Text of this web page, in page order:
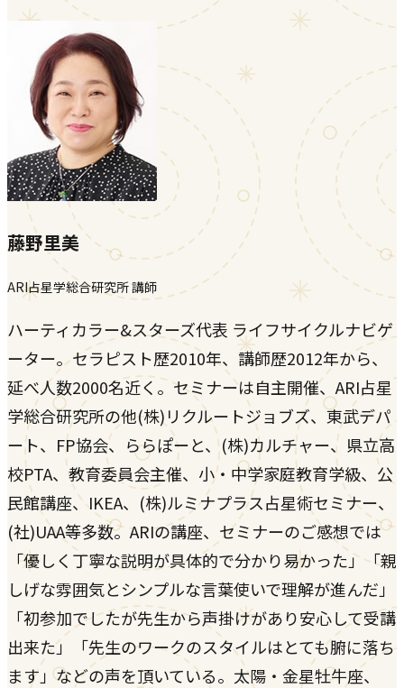
藤野里美
ARI占星学総合研究所 講師
ハーティカラー&スターズ代表 ライフサイクルナビゲ
ーター。セラピスト歴2010年、講師歴2012年から、
延べ人数2000名近く。セミナーは自主開催、ARI占星
学総合研究所の他(株)リクルートジョブズ、東武デパ
ート、FP協会、ららぽーと、(株)カルチャー、県立高
校PTA、教育委員会主催、小・中学家庭教育学級、公
民館講座、IKEA、(株)ルミナプラス占星術セミナー、
(社)UAA等多数。ARIの講座、セミナーのご感想では
「優しく丁寧な説明が具体的で分かり易かった」「親
しげな雰囲気とシンプルな言葉使いで理解が進んだ」
「初参加でしたが先生から声掛けがあり安心して受講
出来た」「先生のワークのスタイルはとても腑に落ち
ます」などの声を頂いている。太陽・金星牡牛座、